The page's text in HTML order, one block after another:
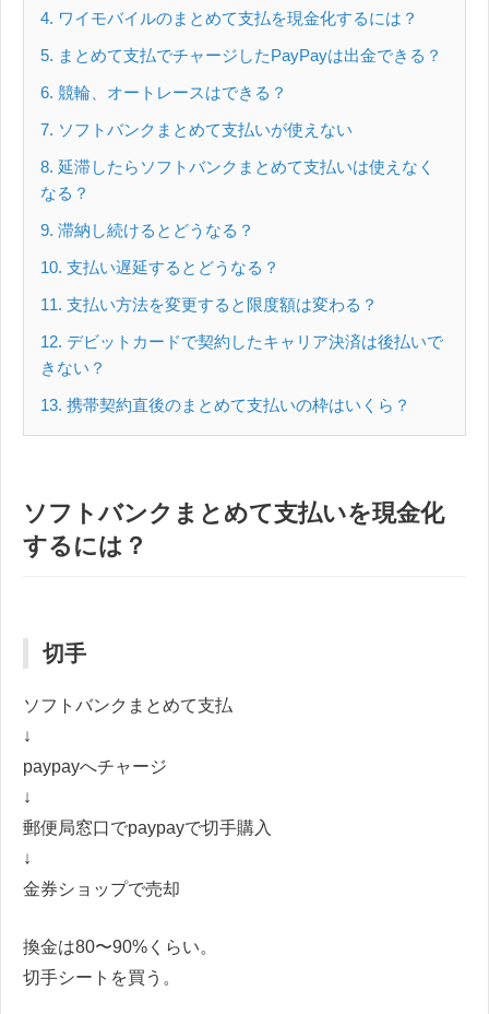
4 ワイモバイルのまとめて支払を現金化するには？
5
まとめて支払でチャージしたPayPayは出金できる？
6 競輪、オートレースはできる？
7 ソフトバンクまとめて支払いが使えない
8 延滞したらソフトバンクまとめて支払いは使えなく
なる？
9 滞納し続けるとどうなる？
10 支払い遅延するとどうなる？
11 支払い方法を変更すると限度額は変わる？
12 デビットカードで契約したキャリア決済は後払いで
きない？
13 携帯契約直後のまとめて支払いの枠はいくら？
ソフトバンクまとめて支払いを現金化
するには？
切手
ソフトバンクまとめて支払
↓
paypayへチャージ
↓
郵便局窓口でpaypayで切手購入
↓
金券ショップで売却
換金は80〜90%くらい。
切手シートを買う。